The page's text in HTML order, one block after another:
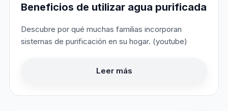
Beneficios de utilizar agua purificada
Descubre por qué muchas familias incorporan
sistemas de purificación en su hogar. (youtube)
Leer más